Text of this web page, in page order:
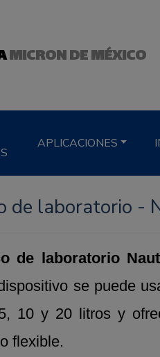
MICRON DE MÉXICO
APLICACIONES
de laboratorio -
de laboratorio
se puede
10 y 20 litros y
flexible.